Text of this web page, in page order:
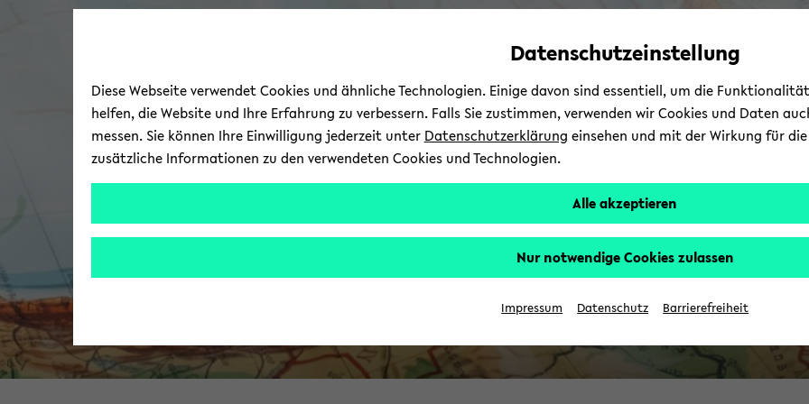
Automatische
vermeiden
zum
wechseln
zum
wechseln
zum
wechseln
Datenschutzeinstellung
Diese Webseite verwendet Cookies und ähnliche Technologien. Einige davon sind essentiell, um die
helfen, die Website und Ihre Erfahrung zu verbessern. Falls Sie zustimmen, verwenden wir Cookies und Daten
messen. Sie können Ihre Einwilligung jederzeit unter Datenschutzerklärung einsehen und mit der Wirkung für
zusätzliche Informationen zu den verwendeten Cookies und Technologien.
Alle akzeptieren
Nur notwendige Cookies zulassen
Impressum Datenschutz Barrierefreiheit